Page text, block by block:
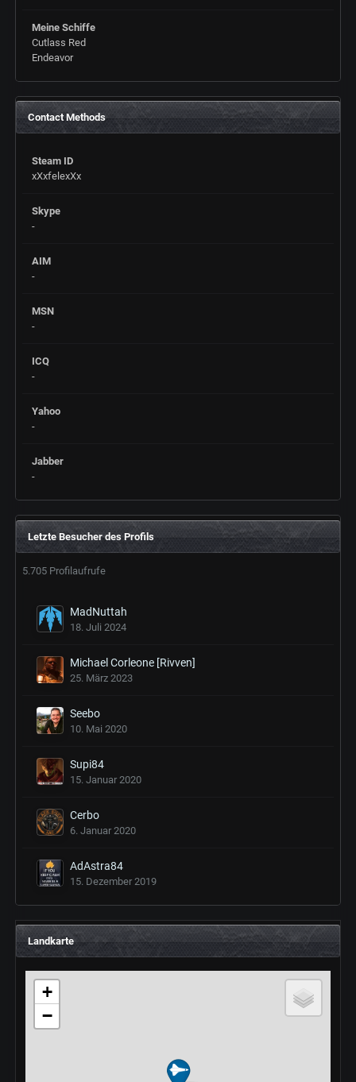
Meine Schiffe
Cutlass Red
Endeavor
Contact Methods
Steam ID
xXxfelexXx
Skype
-
AIM
-
MSN
-
ICQ
-
Yahoo
-
Jabber
-
Letzte Besucher des Profils
5.705 Profilaufrufe
MadNuttah
18. Juli 2024
Michael Corleone [Rivven]
25. März 2023
Seebo
10. Mai 2020
Supi84
15. Januar 2020
Cerbo
6. Januar 2020
AdAstra84
15. Dezember 2019
Landkarte